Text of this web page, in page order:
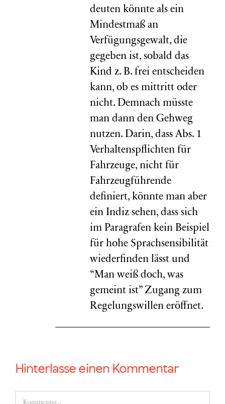
deuten könnte als ein
Mindestmaß an
Verfügungsgewalt, die
gegeben ist, sobald das
Kind z. B. frei entscheiden
kann, ob es mittritt oder
nicht. Demnach müsste
man dann den Gehweg
nutzen. Darin, dass Abs. 1
Verhaltenspflichten für
Fahrzeuge, nicht für
Fahrzeugführende
definiert, könnte man aber
ein Indiz sehen, dass sich
im Paragrafen kein Beispiel
für hohe Sprachsensibilität
wiederfinden lässt und
“Man weiß doch, was
gemeint ist” Zugang zum
Regelungswillen eröffnet.
Hinterlasse einen Kommentar
Kommentar